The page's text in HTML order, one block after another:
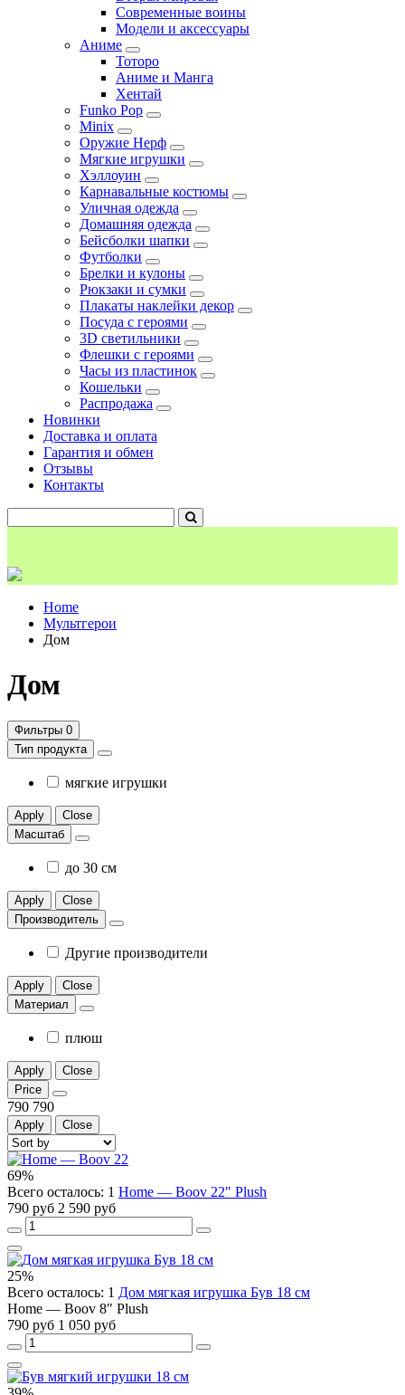
Современные воины
Модели и аксессуары
Аниме
Тоторо
Аниме и Манга
Хентай
Funko Pop
Minix
Оружие Нерф
Мягкие игрушки
Хэллоуин
Карнавальные костюмы
Уличная одежда
Домашняя одежда
Бейсболки шапки
Футболки
Брелки и кулоны
Рюкзаки и сумки
Плакаты наклейки декор
Посуда с героями
3D светильники
Флешки с героями
Часы из пластинок
Кошельки
Распродажа
Новинки
Доставка и оплата
Гарантия и обмен
Отзывы
Контакты
Home
Мультгерои
Дом
Дом
Фильтры 0
Тип продукта
мягкие игрушки
Apply
Close
Масштаб
до 30 см
Apply
Close
Производитель
Другие производители
Apply
Close
Материал
плюш
Apply
Close
Price
790 790
Apply Close
69%
Всего осталось: 1 Home — Boov 22" Plush
790 руб 2 590 руб
25%
Всего осталось: 1 Дом мягкая игрушка Був 18 см
Home — Boov 8" Plush
790 руб 1 050 руб